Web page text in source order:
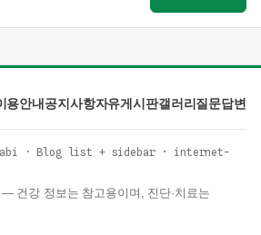
용안내 공지사항자유게시판갤러리 질문답변
· Blog list + sidebar · internet-
건강 정보는 참고용이며, 진단·치료는